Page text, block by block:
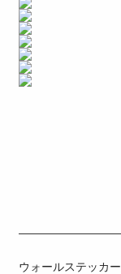
ウォールステッカ